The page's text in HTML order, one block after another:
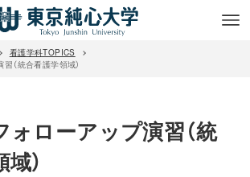
看護学科TOPICS
（統合看護学領域）
ォローアップ演習（統
）